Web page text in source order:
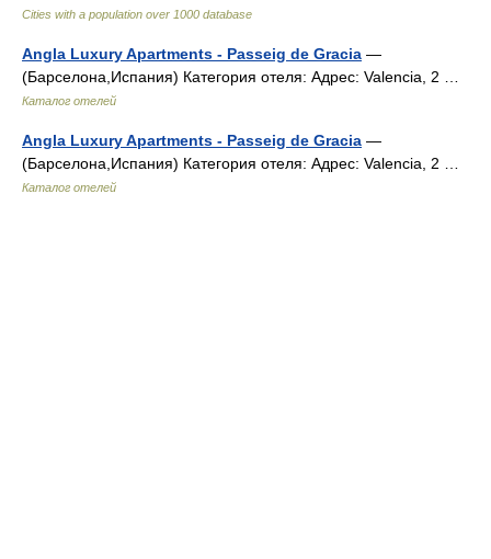
Cities with a population over 1000 database
Angla Luxury Apartments - Passeig de Gracia —
(Барселона,Испания) Категория отеля: Адрес: Valencia, 2 …
Каталог отелей
Angla Luxury Apartments - Passeig de Gracia —
(Барселона,Испания) Категория отеля: Адрес: Valencia, 2 …
Каталог отелей